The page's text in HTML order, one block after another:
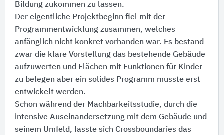
Bildung zukommen zu lassen.
Der eigentliche Projektbeginn fiel mit der
Programmentwicklung zusammen, welches
anfänglich nicht konkret vorhanden war. Es bestand
zwar die klare Vorstellung das bestehende Gebäude
aufzuwerten und Flächen mit Funktionen für Kinder
zu belegen aber ein solides Programm musste erst
entwickelt werden.
Schon während der Machbarkeitsstudie, durch die
intensive Auseinandersetzung mit dem Gebäude und
seinem Umfeld, fasste sich Crossboundaries das